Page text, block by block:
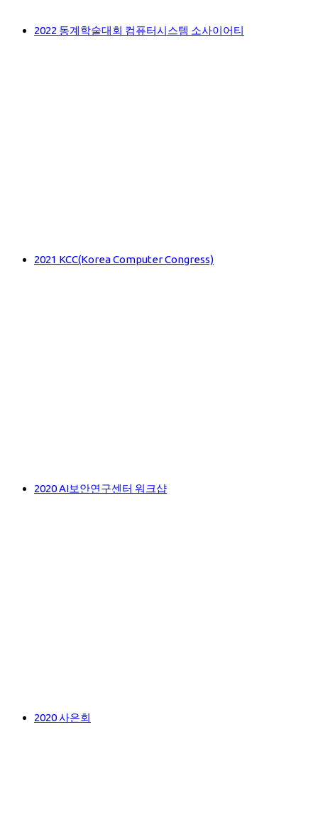
2022 동계학술대회 컴퓨터시스템 소사이어티
2021 KCC(Korea Computer Congress)
2020 AI보안연구센터 워크샵
2020 사은회